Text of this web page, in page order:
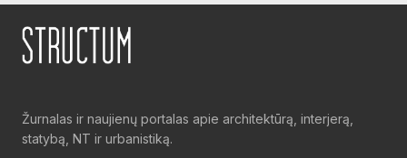
Žurnalas ir naujienų portalas apie architektūrą, interjerą,
statybą, NT ir urbanistiką.